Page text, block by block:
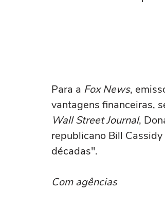
Para a Fox News,
vantagens financeiras,
Wall Street Journal,
republicano Bill
décadas".
Com agências